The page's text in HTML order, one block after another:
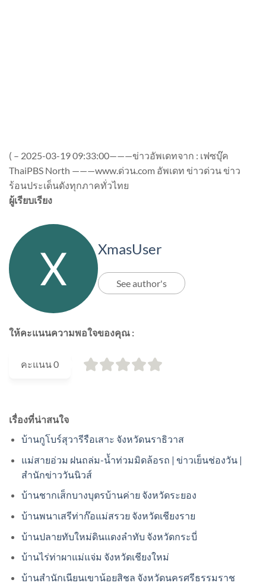
( – 2025-03-19 09:33:00———ข่าวอัพเดทจาก : เฟซบุ๊ค
ThaiPBS North ———www.ด่วน.com อัพเดท ข่าวด่วน ข่าว
ร้อนประเด็นดังทุกภาคทั่วไทย
ผู้เรียบเรียง
XmasUser
See author's
ให้คะแนนความพอใจของคุณ :
คะแนน0
เรื่องที่น่าสนใจ
บ้านกูโบร์สุวารีรือเสาะ จังหวัดนราธิวาส
แม่สายอ่วม ฝนถล่ม-น้ำท่วมมิดล้อรถ | ข่าวเย็นช่องวัน |
สำนักข่าววันนิวส์
บ้านชากเส็กบางบุตรบ้านค่าย จังหวัดระยอง
บ้านพนาเสรีท่าก๊อแม่สรวย จังหวัดเชียงราย
บ้านปลายทับใหม่ดินแดงลำทับ จังหวัดกระบี่
บ้านไร่ท่าผาแม่แจ่ม จังหวัดเชียงใหม่
บ้านสำนักเนียนเขาน้อยสิชล จังหวัดนครศรีธรรมราช